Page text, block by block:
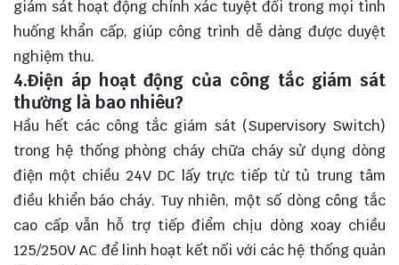
giám sát hoạt động chính xác tuyệt đối trong mọi tình
huống khẩn cấp, giúp công trình dễ dàng được duyệt
nghiệm thu.
4.Điện áp hoạt động của công tắc giám sát
thường là bao nhiêu?
Hầu hết các công tắc giám sát (Supervisory Switch)
trong hệ thống phòng cháy chữa cháy sử dụng dòng
điện một chiều 24V DC lấy trực tiếp từ tủ trung tâm
điều khiển báo cháy. Tuy nhiên, một số dòng công tắc
cao cấp vẫn hỗ trợ tiếp điểm chịu dòng xoay chiều
125/250V AC để linh hoạt kết nối với các hệ thống quản